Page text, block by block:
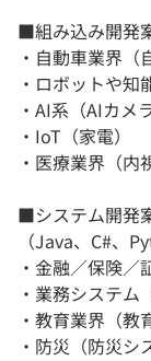
■組み込み開発
・自動車業界（
・ロボットや知
・AI系（AIカメ
・IoT（家電）
・医療業界（内
■システム開発
（Java、C#、
・金融／保険／
・業務システム
・教育業界（教
・防災（防災シ